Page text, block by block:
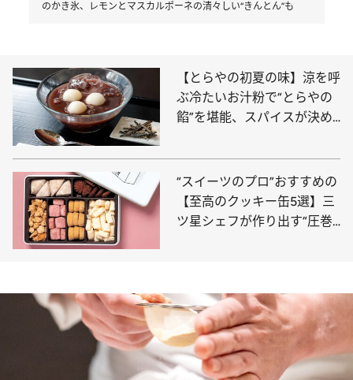
のかき氷、レモンとマスカルポーネの清々しい“きんとん”も
【とらやの初夏の味】涼を呼
ぶ冷たいお汁粉で“とらやの
餡”を堪能、スパイスが決め
ィンブラ”の風味が新鮮
“スイーツのプロ”おすすめの
【至高のクッキー缶5選】三
ツ星シェフが作り出す“圧巻